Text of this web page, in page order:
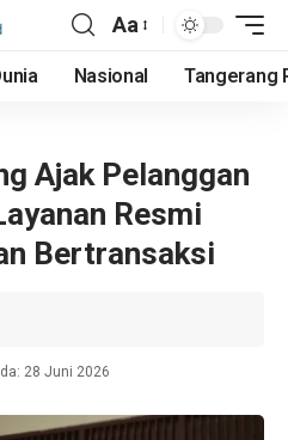
Aa
Nasional Tangerang
Ajak Pelanggan
Resmi
Bertransaksi
28 Juni 2026